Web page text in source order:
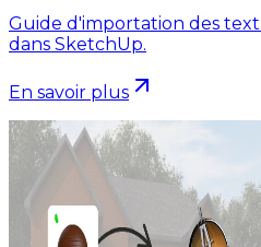
Guide d'importation des
dans SketchUp.
En savoir plus